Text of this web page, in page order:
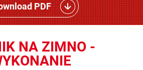
PDF
NA ZIMNO -